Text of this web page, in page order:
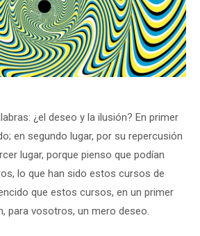
¿el deseo y la ilusión? En primer
en segundo lugar, por su repercusión
lugar, porque pienso que podían
lo que han sido estos cursos de
que estos cursos, en un primer
para vosotros, un mero deseo.